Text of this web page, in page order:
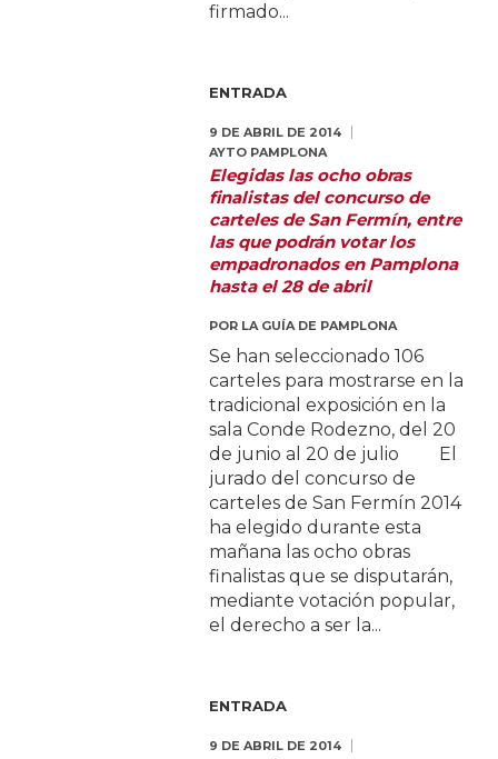
firmado...
ENTRADA
9 DE ABRIL DE 2014
AYTO PAMPLONA
Elegidas las ocho obras
finalistas del concurso de
carteles de San Fermín, entre
las que podrán votar los
empadronados en Pamplona
hasta el 28 de abril
POR LA GUÍA DE PAMPLONA
Se han seleccionado 106
carteles para mostrarse en la
tradicional exposición en la
sala Conde Rodezno, del 20
de junio al 20 de julio El
jurado del concurso de
carteles de San Fermín 2014
ha elegido durante esta
mañana las ocho obras
finalistas que se disputarán,
mediante votación popular,
el derecho a ser la...
ENTRADA
9 DE ABRIL DE 2014